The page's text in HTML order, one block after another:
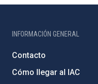
INFORMACIÓN GENERAL
Contacto
Cómo llegar al IAC